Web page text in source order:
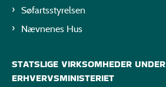
Søfartsstyrelsen
Nævnenes Hus
STATSLIGE VIRKSOMHEDER UNDER
ERHVERVSMINISTERIET